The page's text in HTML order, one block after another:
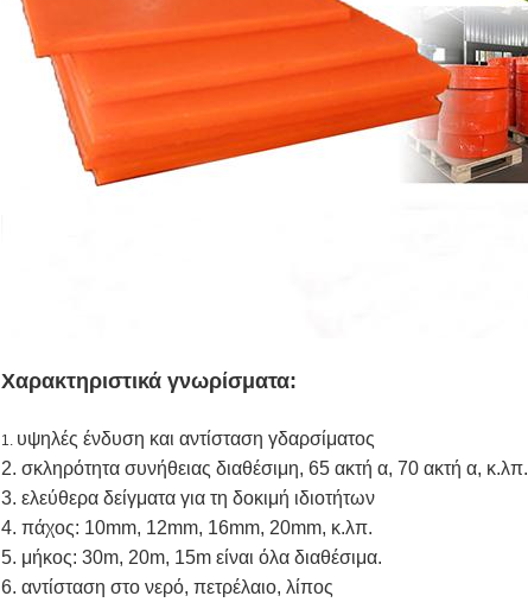
Χαρακτηριστικά γνωρίσματα:
1. υψηλές ένδυση και αντίσταση γδαρσίματος
2. σκληρότητα συνήθειας διαθέσιμη, 65 ακτή α, 70 ακτή α, κ.λπ.
3. ελεύθερα δείγματα για τη δοκιμή ιδιοτήτων
4. πάχος: 10mm, 12mm, 16mm, 20mm, κ.λπ.
5. μήκος: 30m, 20m, 15m είναι όλα διαθέσιμα.
6. αντίσταση στο νερό, πετρέλαιο, λίπος